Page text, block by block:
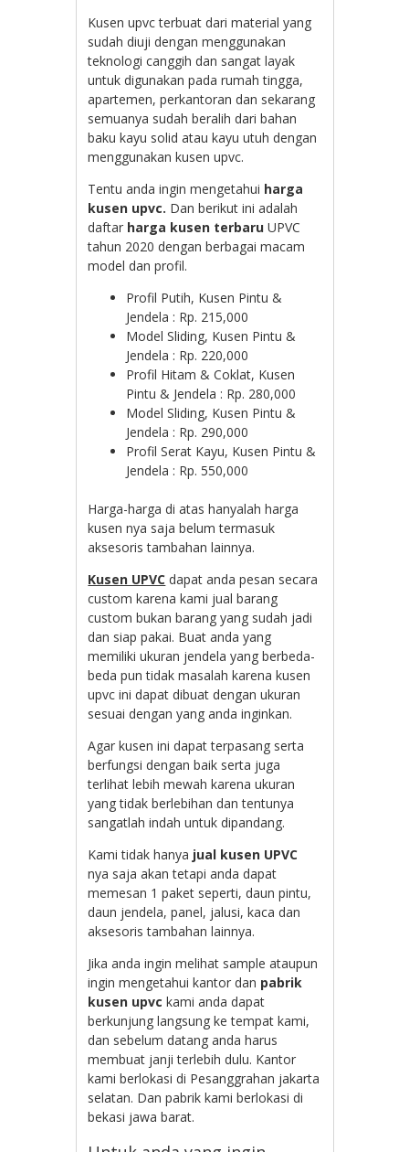
Kusen upvc terbuat dari material yang
sudah diuji dengan menggunakan
teknologi canggih dan sangat layak
untuk digunakan pada rumah tingga,
apartemen, perkantoran dan sekarang
semuanya sudah beralih dari bahan
baku kayu solid atau kayu utuh dengan
menggunakan kusen upvc.
Tentu anda ingin mengetahui harga
kusen upvc. Dan berikut ini adalah
daftar harga kusen terbaru UPVC
tahun 2020 dengan berbagai macam
model dan profil.
Profil Putih, Kusen Pintu &
Jendela : Rp. 215,000
Model Sliding, Kusen Pintu &
Jendela : Rp. 220,000
Profil Hitam & Coklat, Kusen
Pintu & Jendela : Rp. 280,000
Model Sliding, Kusen Pintu &
Jendela : Rp. 290,000
Profil Serat Kayu, Kusen Pintu &
Jendela : Rp. 550,000
Harga-harga di atas hanyalah harga
kusen nya saja belum termasuk
aksesoris tambahan lainnya.
Kusen UPVC dapat anda pesan secara
custom karena kami jual barang
custom bukan barang yang sudah jadi
dan siap pakai. Buat anda yang
memiliki ukuran jendela yang berbeda-
beda pun tidak masalah karena kusen
upvc ini dapat dibuat dengan ukuran
sesuai dengan yang anda inginkan.
Agar kusen ini dapat terpasang serta
berfungsi dengan baik serta juga
terlihat lebih mewah karena ukuran
yang tidak berlebihan dan tentunya
sangatlah indah untuk dipandang.
Kami tidak hanya jual kusen UPVC
nya saja akan tetapi anda dapat
memesan 1 paket seperti, daun pintu,
daun jendela, panel, jalusi, kaca dan
aksesoris tambahan lainnya.
Jika anda ingin melihat sample ataupun
ingin mengetahui kantor dan pabrik
kusen upvc kami anda dapat
berkunjung langsung ke tempat kami,
dan sebelum datang anda harus
membuat janji terlebih dulu. Kantor
kami berlokasi di Pesanggrahan jakarta
selatan. Dan pabrik kami berlokasi di
bekasi jawa barat.